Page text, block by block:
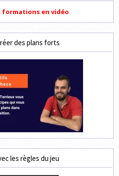
formations en vidéo
des plans forts
les règles du jeu